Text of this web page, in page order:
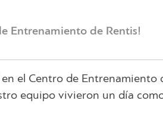
Entrenamiento de Rentis!
el Centro de Entrenamiento
equipo vivieron un día